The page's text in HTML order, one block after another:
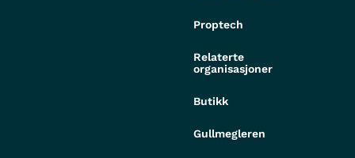
Proptech
Relaterte
organisasjoner
Butikk
Gullmegleren